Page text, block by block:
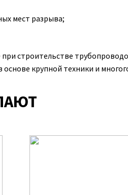
мест разрыва;
строительстве
крупной техники и